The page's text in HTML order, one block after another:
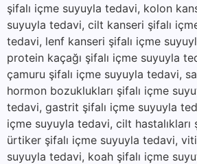
şifalı içme suyuyla tedavi, kolon
suyuyla tedavi, cilt kanseri şifalı
tedavi, lenf kanseri şifalı içme
protein kaçağı şifalı içme suyuyla
çamuru şifalı içme suyuyla tedavi,
hormon bozuklukları şifalı içme
tedavi, gastrit şifalı içme suyuyla
içme suyuyla tedavi, cilt
ürtiker şifalı içme suyuyla tedavi,
suyuyla tedavi, koah şifalı içme